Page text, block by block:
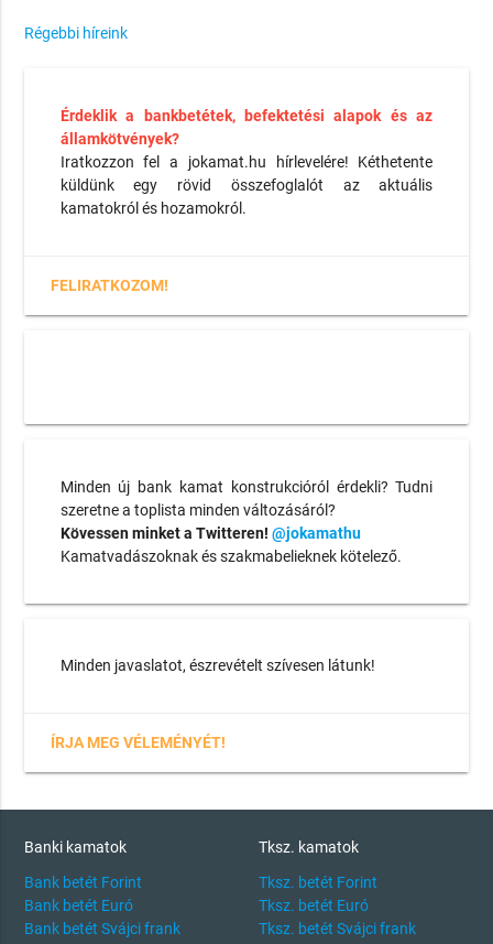
Régebbi híreink
Érdeklik a bankbetétek, befektetési alapok és az
államkötvények?
Iratkozzon fel a jokamat.hu hírlevelére! Kéthetente
küldünk egy rövid összefoglalót az aktuális
kamatokról és hozamokról.
FELIRATKOZOM!
Minden új bank kamat konstrukcióról érdekli? Tudni
szeretne a toplista minden változásáról?
Kövessen minket a Twitteren! @jokamathu
Kamatvadászoknak és szakmabelieknek kötelező.
Minden javaslatot, észrevételt szívesen látunk!
ÍRJA MEG VÉLEMÉNYÉT!
Banki kamatok
Bank betét Forint
Bank betét Euró
Bank betét Svájci frank
Tksz. kamatok
Tksz. betét Forint
Tksz. betét Euró
Tksz. betét Svájci frank